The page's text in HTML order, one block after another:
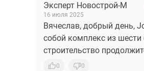
Эксперт Новострой-М
16 июля 2025
Вячеслав, добрый день,
собой комплекс из
строительство
0 0